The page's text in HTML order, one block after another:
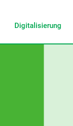
Digitalisierung